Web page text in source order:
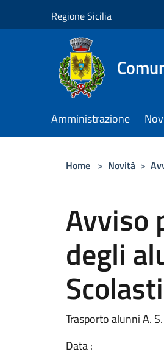
Regione Sicilia
Amministrazione
Home > Novità >
Avviso
degli
Trasporto alunni A.
Data :